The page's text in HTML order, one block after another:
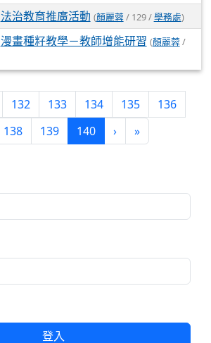
法治教育推廣活動 (顏麗蓉/ 129 /學務處)
漫畫種籽教學－教師增能研習 (顏麗蓉/
132 133 134 135
136
138 139 140(目前頁次)
›下一頁
»最後頁
登入